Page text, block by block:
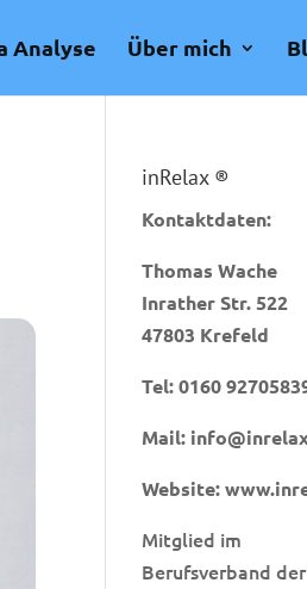
Analyse Über mich
inRelax ®
Kontaktdaten:
Thomas Wache
Inrather Str. 522
47803 Krefeld
Tel:0160
Mail:
Website:
Mitglied im
Berufsverband